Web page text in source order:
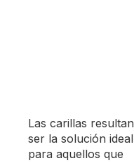
Las carillas resultan
ser la solución ideal
para aquellos que